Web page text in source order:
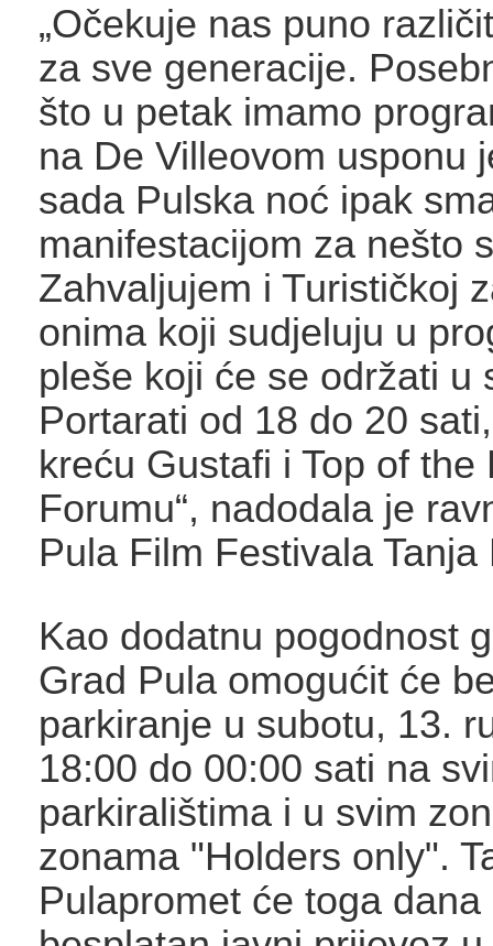
„Očekuje nas puno
za sve generacije.
što u petak imamo
na De Villeovom usponu
sada Pulska noć ipak
manifestacijom za nešto
Zahvaljujem i Turističkoj
onima koji sudjeluju u
pleše koji će se održati u
Portarati od 18 do 20
kreću Gustafi i Top of the
Forumu“, nadodala je
Pula Film Festivala Tanja
Kao dodatnu pogodnost
Grad Pula omogućit će
parkiranje u subotu, 13.
18:00 do 00:00 sati na
parkiralištima i u svim
zonama "Holders only".
Pulapromet će toga